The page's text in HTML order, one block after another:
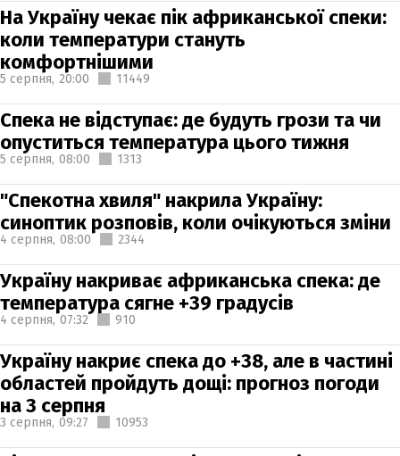
На Україну чекає пік африканської спеки:
коли температури стануть
комфортнішими
5 серпня, 20:00 11449
Спека не відступає: де будуть грози та чи
опуститься температура цього тижня
5 серпня, 08:00 1313
"Спекотна хвиля" накрила Україну:
синоптик розповів, коли очікуються зміни
4 серпня, 08:00 2344
Україну накриває африканська спека: де
температура сягне +39 градусів
4 серпня, 07:32 910
Україну накриє спека до +38, але в частині
областей пройдуть дощі: прогноз погоди
на 3 серпня
3 серпня, 09:27 10953